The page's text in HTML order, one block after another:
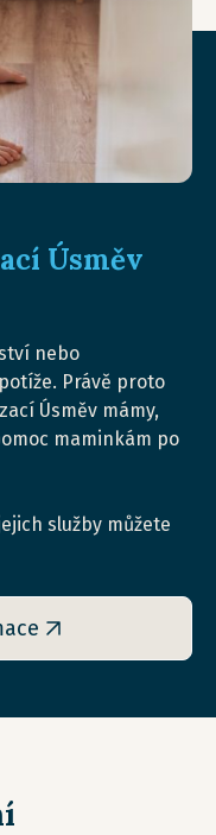
Úsměv
nebo
Právě proto
Úsměv mámy,
maminkám po
služby můžete